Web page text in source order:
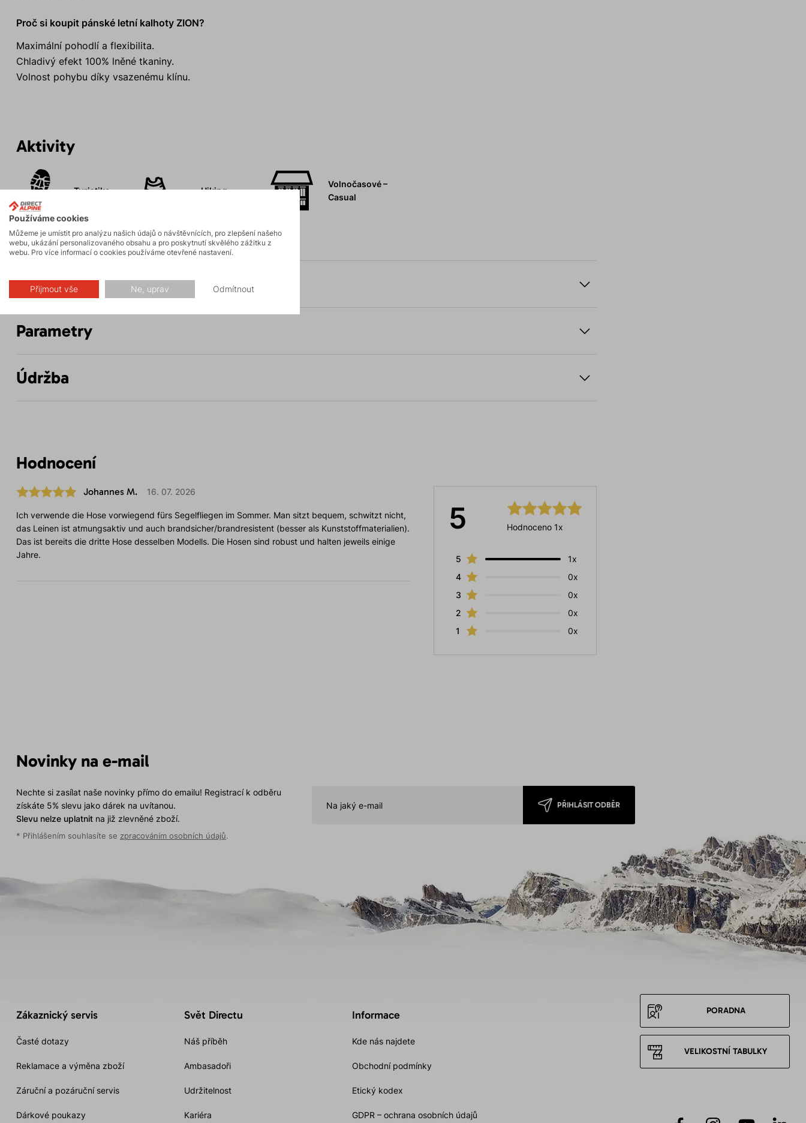
Proč si koupit pánské letní kalhoty ZION?
Maximální pohodlí a flexibilita.
Chladivý efekt 100% lněné tkaniny.
Volnost pohybu díky vsazenému klínu.
Aktivity
Turistika Hiking
Volnočasové –
Casual
Popis
Parametry
Údržba
Hodnocení
5 Hodnoceno 1x
5
1x
4
0x
3
0x
2
0x
1
0x
Johannes M. 16. 07. 2026
Ich verwende die Hose vorwiegend fürs Segelfliegen im Sommer. Man sitzt bequem, schwitzt nicht,
das Leinen ist atmungsaktiv und auch brandsicher/brandresistent (besser als Kunststoffmaterialien).
Das ist bereits die dritte Hose desselben Modells. Die Hosen sind robust und halten jeweils einige
Jahre.
Novinky na e-mail
Nechte si zasílat naše novinky přímo do emailu! Registrací k odběru
získáte 5% slevu jako dárek na uvítanou.
Slevu nelze uplatnitna již zlevněné zboží.
* Přihlášením souhlasíte se zpracováním osobních údajů.
PŘIHLÁSIT ODBĚR
Zákaznický servis
Časté dotazy
Reklamace a výměna zboží
Záruční a pozáruční servis
Dárkové poukazy
Svět Directu
Náš příběh
Ambasadoři
Udržitelnost
Kariéra
Informace
Kde nás najdete
Obchodní podmínky
Etický kodex
GDPR – ochrana osobních údajů
PORADNA
VELIKOSTNÍ TABULKY
Používáme cookies
Můžeme je umístit pro analýzu našich údajů o návštěvnících, pro zlepšení našeho
webu, ukázání personalizovaného obsahu a pro poskytnutí skvělého zážitku z
webu. Pro více informací o cookies používáme otevřené nastavení.
Přijmout vše Ne, uprav Odmítnout